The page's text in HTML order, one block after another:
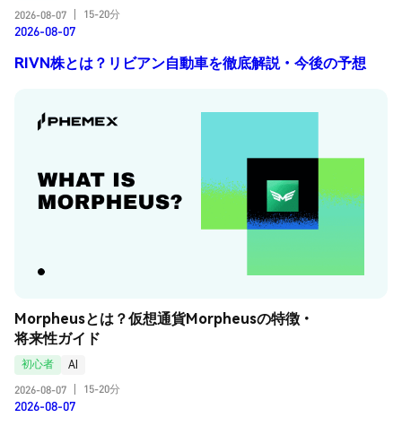
2026-08-07
15-20分
2026-08-07
RIVN株とは？リビアン自動車を徹底解説・今後の予想
Morpheusとは？仮想通貨Morpheusの特徴・
将来性ガイド
初心者
AI
2026-08-07
15-20分
2026-08-07